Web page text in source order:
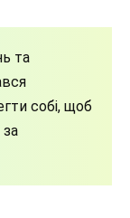
та
собі, щоб